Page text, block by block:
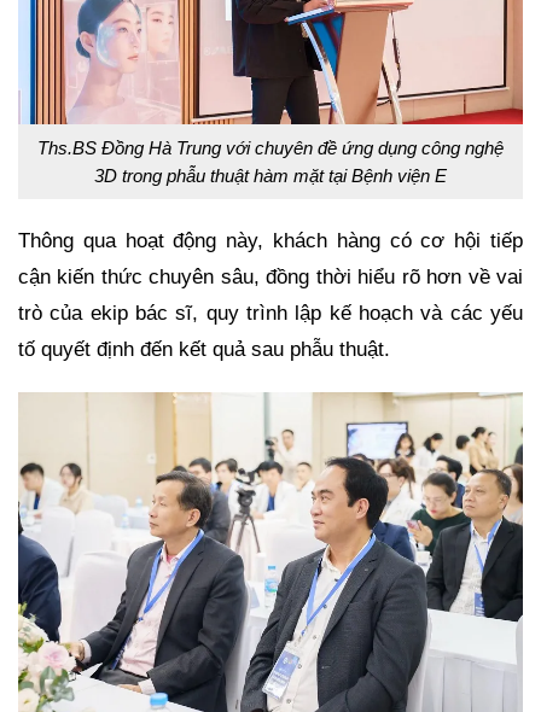
Ths.BS Đồng Hà Trung với chuyên đề ứng dụng công nghệ
3D trong phẫu thuật hàm mặt tại Bệnh viện E
Thông qua hoạt động này, khách hàng có cơ hội tiếp
cận kiến thức chuyên sâu, đồng thời hiểu rõ hơn về vai
trò của ekip bác sĩ, quy trình lập kế hoạch và các yếu
tố quyết định đến kết quả sau phẫu thuật.